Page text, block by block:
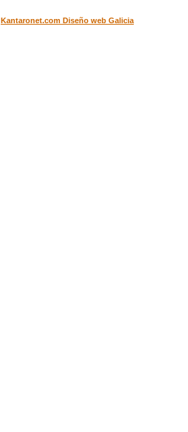
Kantaronet.com Diseño web Galicia